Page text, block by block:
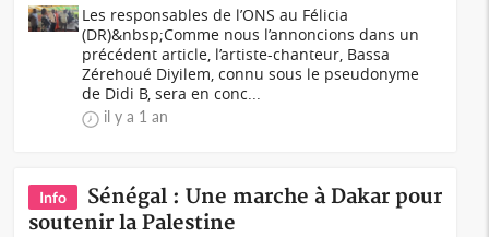
Les responsables de l’ONS au Félicia
(DR)&nbsp;Comme nous l’annoncions dans un
précédent article, l’artiste-chanteur, Bassa
Zérehoué Diyilem, connu sous le pseudonyme
de Didi B, sera en conc...
il y a 1 an
Info
Sénégal : Une marche à Dakar pour
soutenir la Palestine